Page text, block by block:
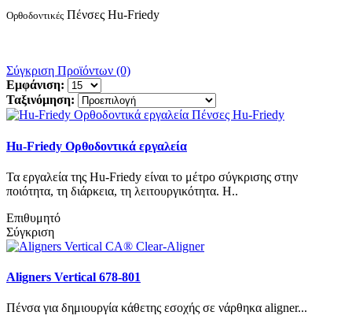
Ορθοδοντικές Πένσες Hu-Friedy
Σύγκριση Προϊόντων (0)
Εμφάνιση:
Ταξινόμηση:
Hu-Friedy Ορθοδοντικά εργαλεία
Τα εργαλεία της Hu-Friedy είναι το μέτρο σύγκρισης στην
ποιότητα, τη διάρκεια, τη λειτουργικότητα. Η..
Επιθυμητό
Σύγκριση
Aligners Vertical 678-801
Πένσα για δημιουργία κάθετης εσοχής σε νάρθηκα aligner...